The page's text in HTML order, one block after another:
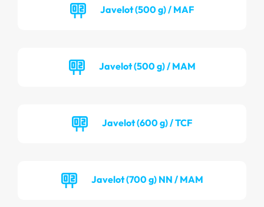
Javelot (500 g) / MAF
Javelot (500 g) / MAM
Javelot (600 g) / TCF
Javelot (700 g) NN / MAM